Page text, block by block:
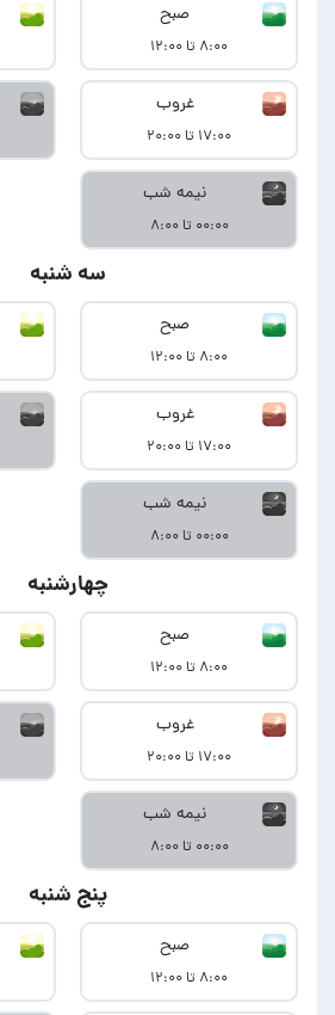
صبح
۸:۰۰ تا ۱۲:۰۰
غروب
۱۷:۰۰ تا ۲۰:۰۰
نیمه شب
۰۰:۰۰ تا ۸:۰۰
سه شنبه
صبح
۸:۰۰ تا ۱۲:۰۰
غروب
۱۷:۰۰ تا ۲۰:۰۰
نیمه شب
۰۰:۰۰ تا ۸:۰۰
چهارشنبه
صبح
۸:۰۰ تا ۱۲:۰۰
غروب
۱۷:۰۰ تا ۲۰:۰۰
نیمه شب
۰۰:۰۰ تا ۸:۰۰
پنج شنبه
صبح
۸:۰۰ تا ۱۲:۰۰